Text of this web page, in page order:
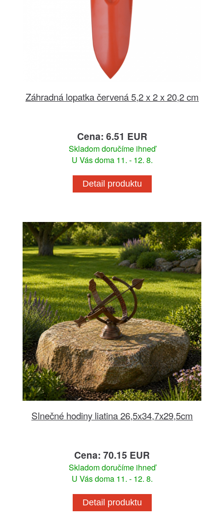
Záhradná lopatka červená 5,2 x 2 x 20,2 cm
Cena: 6.51 EUR
Skladom doručíme ihneď
U Vás doma 11. - 12. 8.
Detail produktu
Slnečné hodiny liatina 26,5x34,7x29,5cm
Cena: 70.15 EUR
Skladom doručíme ihneď
U Vás doma 11. - 12. 8.
Detail produktu